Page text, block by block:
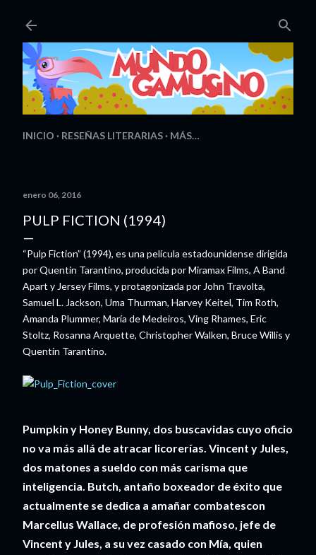
INICIO RESEÑAS LITERARIAS MÁS…
enero 06, 2016
PULP FICTION (1994)
“Pulp Fiction” (1994), es una película estadounidense dirigida
por Quentin Tarantino, producida por Miramax Films, A Band
Apart y Jersey Films, y protagonizada por John Travolta,
Samuel L. Jackson, Uma Thurman, Harvey Keitel, Tim Roth,
Amanda Plummer, María de Medeiros, Ving Rhames, Eric
Stoltz, Rosanna Arquette, Christopher Walken, Bruce Willis y
Quentin Tarantino.
Pumpkin y Honey Bunny, dos buscavidas cuyo oficio
no va más allá de atracar licorerías. Vincent y Jules,
dos matones a sueldo con más carisma que
inteligencia. Butch, antaño boxeador de éxito que
actualmente se dedica a amañar combatescon
Marcellus Wallace, de profesión mafioso, jefe de
Vincent y Jules, a su vez casado con Mía, quien